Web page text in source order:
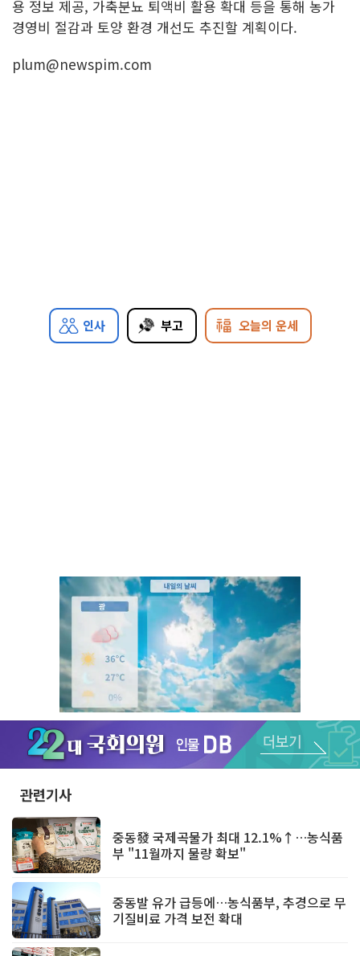
용 정보 제공, 가축분뇨 퇴액비 활용 확대 등을 통해 농가
경영비 절감과 토양 환경 개선도 추진할 계획이다.
plum@newspim.com
인사 부고 오늘의 운세
Unmute
관련기사
중동發 국제곡물가 최대 12.1%↑…농식품
부 "11월까지 물량 확보"
중동발 유가 급등에…농식품부, 추경으로 무
기질비료 가격 보전 확대